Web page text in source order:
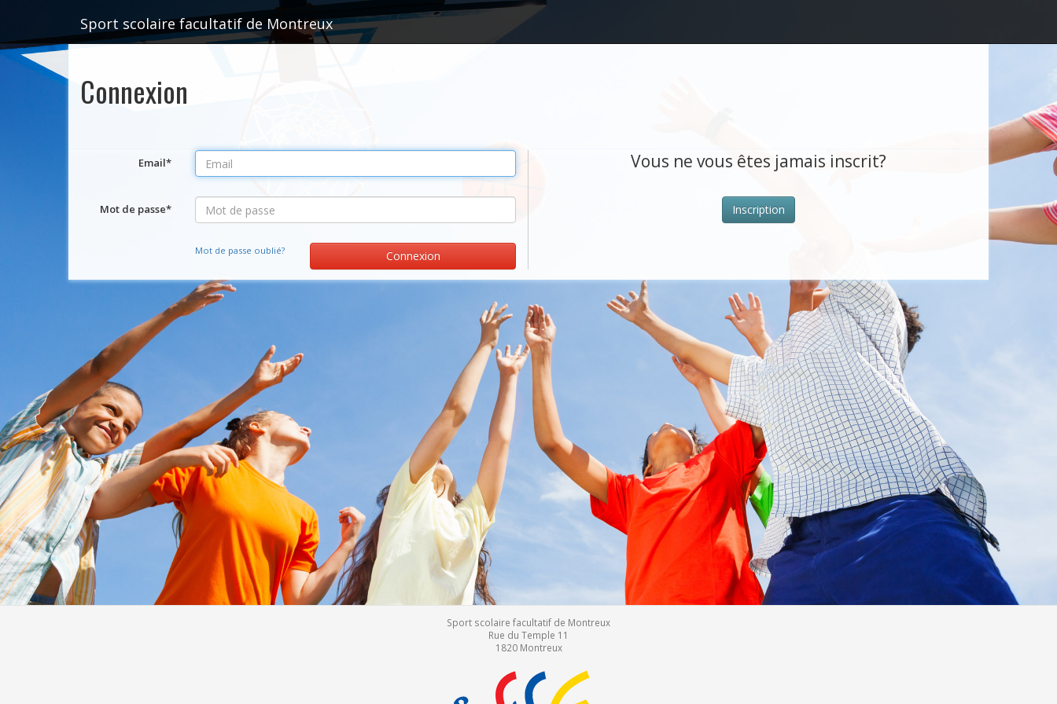
Sport scolaire facultatif de Montreux
Connexion
Email*
Mot de passe*
Mot de passe oublié? Connexion
Vous ne vous êtes jamais inscrit?
Inscription
Sport scolaire facultatif de Montreux
Rue du Temple 11
1820 Montreux